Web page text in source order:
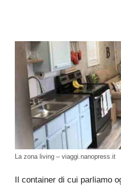
La zona living – viaggi.nanopress.it
Il container di cui parliamo